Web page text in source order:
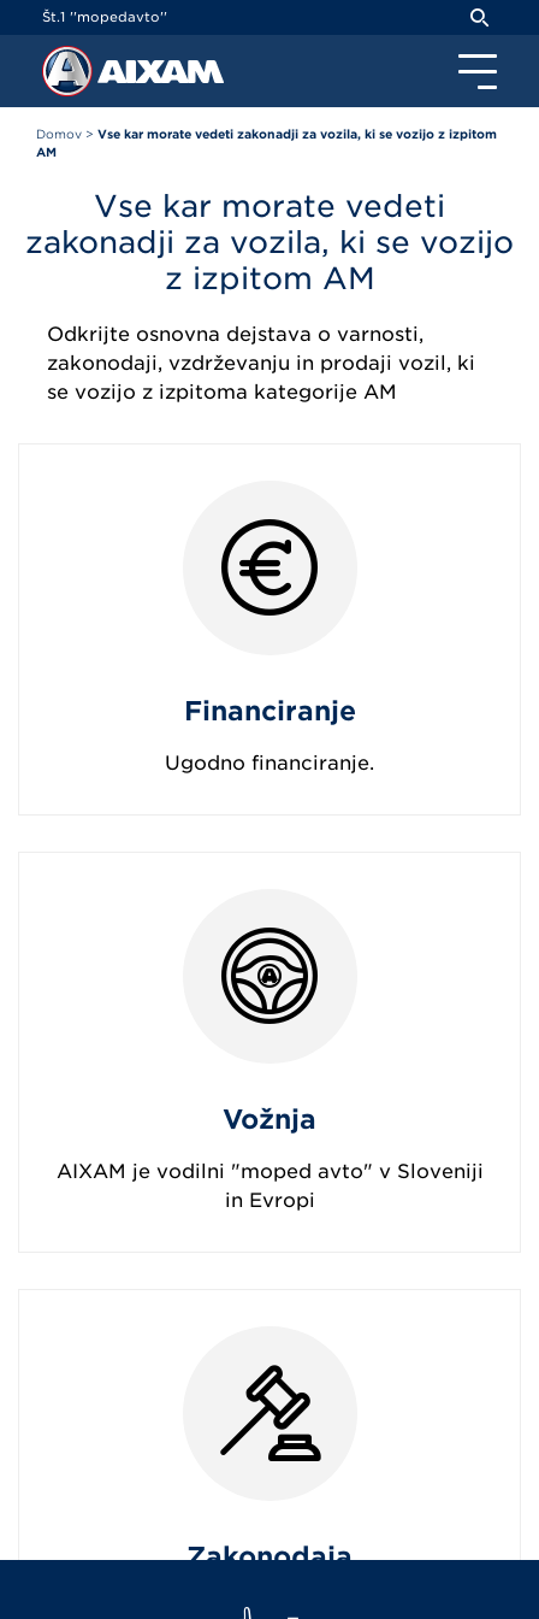
Št.1 ''mopedavto''
Domov > Vse kar morate vedeti zakonadji za vozila, ki se vozijo z izpitom
AM
Vse kar morate vedeti
zakonadji za vozila, ki se vozijo
z izpitom AM
Odkrijte osnovna dejstava o varnosti,
zakonodaji, vzdrževanju in prodaji vozil, ki
se vozijo z izpitoma kategorije AM
Financiranje
Ugodno financiranje.
Vožnja
AIXAM je vodilni "moped avto" v Sloveniji
in Evropi
Zakonodaja
Odkrijte zakonodajo v zvezi z
Cookies management panel